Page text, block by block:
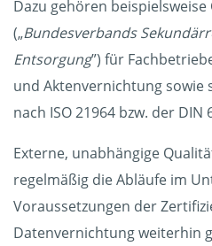
Dazu gehören beispielsweise
(„Bundesverbands
Entsorgung”) für
und Aktenvernichtung sowie
nach ISO 21964 bzw. der DIN
Externe, unabhängige
regelmäßig die Abläufe im
Voraussetzungen der
Datenvernichtung weiterhin